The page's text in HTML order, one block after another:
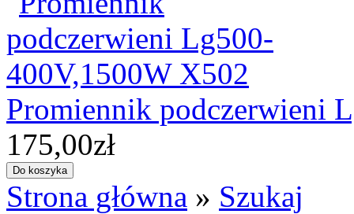
Promiennik podczerwieni
175,00zł
Strona główna » Szukaj